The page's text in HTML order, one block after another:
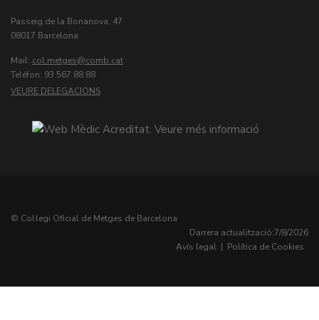
Passeig de la Bonanova, 47
08017 Barcelona
Mail: col.metges
Teléfon: 93 567 88 88
VEURE DELEGACIONS
© Col·legi Oficial de Metges de Barcelona
Darrera actualització:7/8/2026
Avís legal | Política de Cookies